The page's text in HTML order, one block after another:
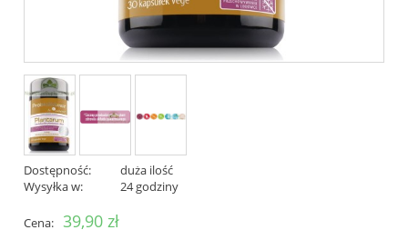
Dostępność:
duża ilość
Wysyłka w:
24 godziny
Cena: 39,90 zł